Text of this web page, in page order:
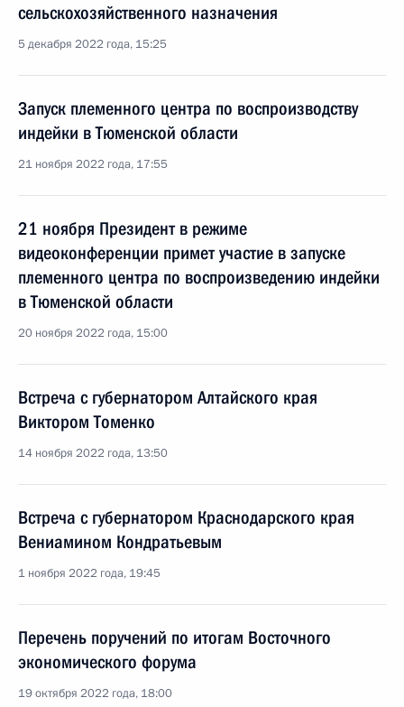
сельскохозяйственного назначения
5 декабря 2022 года, 15:25
Запуск племенного центра по воспроизводству
индейки в Тюменской области
21 ноября 2022 года, 17:55
21 ноября Президент в режиме
видеоконференции примет участие в запуске
племенного центра по воспроизведению индейки
в Тюменской области
20 ноября 2022 года, 15:00
Встреча с губернатором Алтайского края
Виктором Томенко
14 ноября 2022 года, 13:50
Встреча с губернатором Краснодарского края
Вениамином Кондратьевым
1 ноября 2022 года, 19:45
Перечень поручений по итогам Восточного
экономического форума
19 октября 2022 года, 18:00